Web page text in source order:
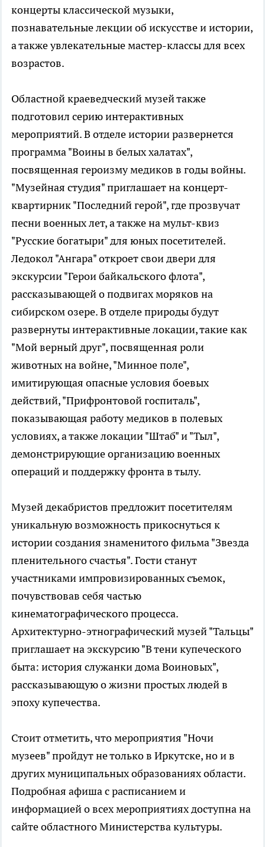
концерты классической музыки,
познавательные лекции об искусстве и истории,
а также увлекательные мастер-классы для всех
возрастов.
Областной краеведческий музей также
подготовил серию интерактивных
мероприятий. В отделе истории развернется
программа "Воины в белых халатах",
посвященная героизму медиков в годы войны.
"Музейная студия" приглашает на концерт-
квартирник "Последний герой", где прозвучат
песни военных лет, а также на мульт-квиз
"Русские богатыри" для юных посетителей.
Ледокол "Ангара" откроет свои двери для
экскурсии "Герои байкальского флота",
рассказывающей о подвигах моряков на
сибирском озере. В отделе природы будут
развернуты интерактивные локации, такие как
"Мой верный друг", посвященная роли
животных на войне, "Минное поле",
имитирующая опасные условия боевых
действий, "Прифронтовой госпиталь",
показывающая работу медиков в полевых
условиях, а также локации "Штаб" и "Тыл",
демонстрирующие организацию военных
операций и поддержку фронта в тылу.
Музей декабристов предложит посетителям
уникальную возможность прикоснуться к
истории создания знаменитого фильма "Звезда
пленительного счастья". Гости станут
участниками импровизированных съемок,
почувствовав себя частью
кинематографического процесса.
Архитектурно-этнографический музей "Тальцы"
приглашает на экскурсию "В тени купеческого
быта: история служанки дома Воиновых",
рассказывающую о жизни простых людей в
эпоху купечества.
Стоит отметить, что мероприятия "Ночи
музеев" пройдут не только в Иркутске, но и в
других муниципальных образованиях области.
Подробная афиша с расписанием и
информацией о всех мероприятиях доступна на
сайте областного Министерства культуры.